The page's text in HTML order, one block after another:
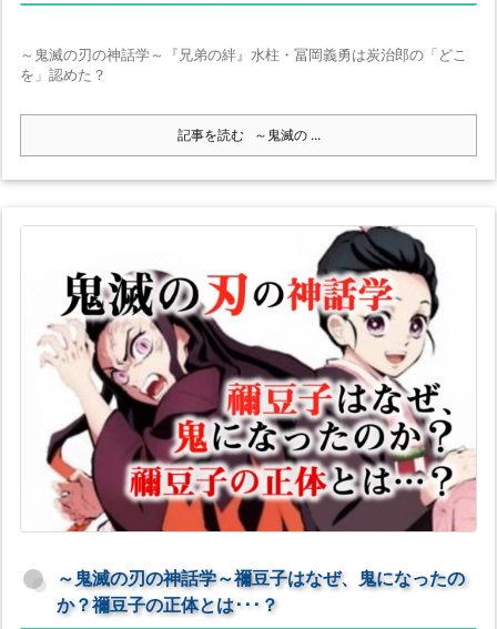
～鬼滅の刃の神話学～『兄弟の絆』水柱・冨岡義勇は炭治郎の「どこ
を」認めた？
記事を読む ～鬼滅の ...
～鬼滅の刃の神話学～禰豆子はなぜ、鬼になったの
か？禰豆子の正体とは･･･？